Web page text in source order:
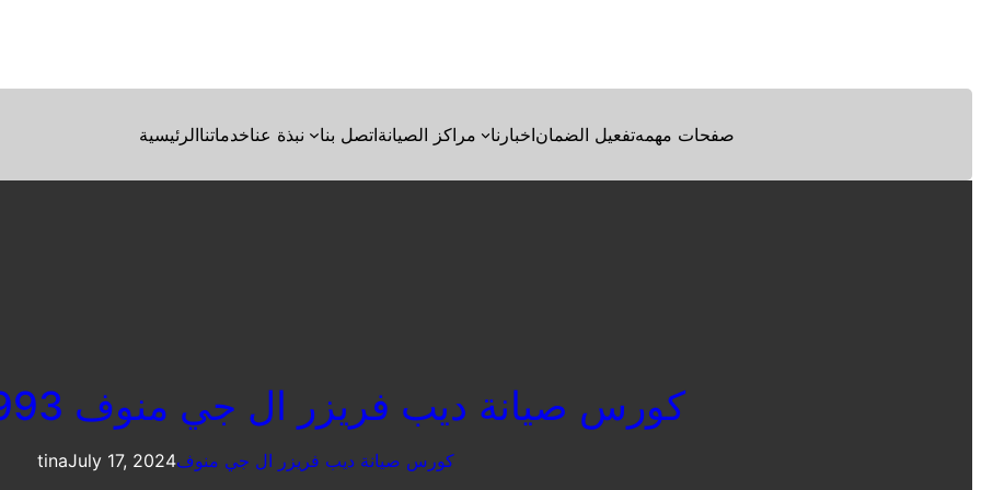
الرئيسيةخدماتنانبذة عنا اتصل بنامراكز الصيانة اخبارناتفعيل الضمانصفحات مهمه
كورس صيانة ديب فريزر ال جي منوف 01223179993
tinaJuly 17, 2024كورس صيانة ديب فريزر ال جي منوف